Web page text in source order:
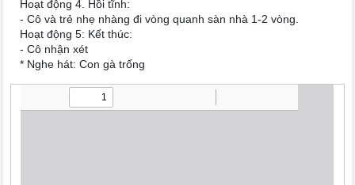
Hoạt động 4. Hồi tĩnh:
- Cô và trẻ nhẹ nhàng đi vòng quanh sàn nhà 1-2 vòng.
Hoạt động 5: Kết thúc:
- Cô nhận xét
* Nghe hát: Con gà trống